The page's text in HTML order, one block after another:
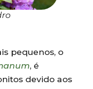
pequenos, o
, é
devido aos